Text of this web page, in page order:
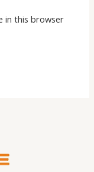
in this browser